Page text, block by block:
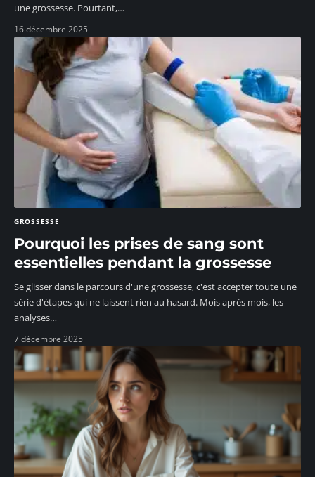
une grossesse. Pourtant,…
16 décembre 2025
GROSSESSE
Pourquoi les prises de sang sont
essentielles pendant la grossesse
Se glisser dans le parcours d'une grossesse, c'est accepter toute une
série d'étapes qui ne laissent rien au hasard. Mois après mois, les
analyses…
7 décembre 2025